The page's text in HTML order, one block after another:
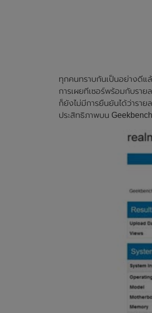
ทุกคนทราบกันเป็นอย่างดีแ
การเผยทีเซอร์พร้อมกับรา
ก็ยังไม่มีการยืนยันได้ว่ารา
ประสิทธิภาพบน